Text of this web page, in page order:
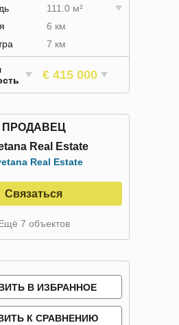
111.0 м²
6 км
7 км
€ 415 000
ПРОДАВЕЦ
Real Estate
Real Estate
Связаться
7 объектов
В ИЗБРАННОЕ
К СРАВНЕНИЮ